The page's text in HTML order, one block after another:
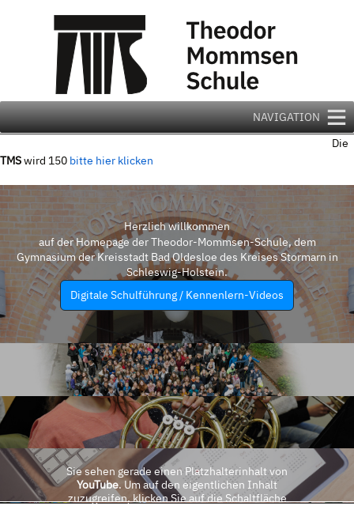
NAVIGATION
Die
TMSwird 150 bitte hier klicken
Herzlich willkommen
auf der Homepage der Theodor-Mommsen-Schule, dem
Gymnasium der Kreisstadt Bad Oldesloe des Kreises Stormarn in
Schleswig-Holstein.
Digitale Schulführung / Kennenlern-Videos
Sie sehen gerade einen Platzhalterinhalt von
YouTube. Um auf den eigentlichen Inhalt
zuzugreifen, klicken Sie auf die Schaltfläche